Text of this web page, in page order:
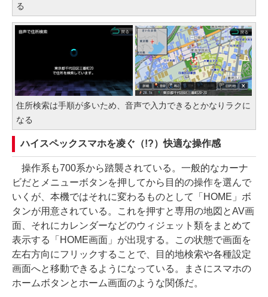
る
住所検索は手順が多いため、音声で入力できるとかなりラクに
なる
ハイスペックスマホを凌ぐ（!?）快適な操作感
操作系も700系から踏襲されている。一般的なカーナ
ビだとメニューボタンを押してから目的の操作を選んで
いくが、本機ではそれに変わるものとして「HOME」ボ
タンが用意されている。これを押すと専用の地図とAV画
面、それにカレンダーなどのウィジェット類をまとめて
表示する「HOME画面」が出現する。この状態で画面を
左右方向にフリックすることで、目的地検索や各種設定
画面へと移動できるようになっている。まさにスマホの
ホームボタンとホーム画面のような関係だ。